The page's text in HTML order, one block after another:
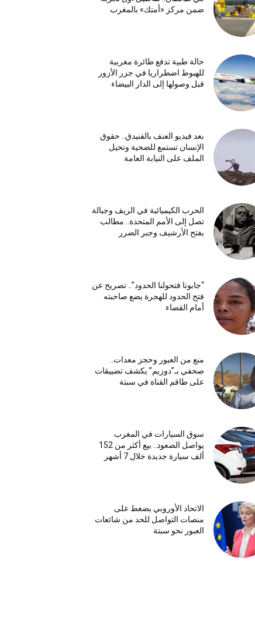
ضمن مركز «أمتك» بالمغرب
حالة طبية تدفع طائرة مغربية
للهبوط اضطراريا في جزر الأزور
قبل وصولها إلى الدار البيضاء
بعد فيديو العنف بالفنيدق.. حقوق
الإنسان تستمع للضحية وتحيل
الملف على النيابة العامة
الحرب الكيميائية في الريف وجبالة
تصل إلى الأمم المتحدة.. مطالب
بفتح الأرشيف وجبر الضرر
“جابونا فتحولنا الحدود”.. تصريح عن
فتح الحدود للهجرة يضع صاحبته
أمام القضاء
منع من العبور وحجز معدات..
صحفي بـ”دوزيم” يكشف تضييقات
على طاقم القناة في سبتة
سوق السيارات في المغرب
يواصل الصعود.. بيع أكثر من 152
ألف سيارة جديدة خلال 7 أشهر
الاتحاد الأوروبي يضغط على
منصات التواصل للحد من شائعات
العبور نحو سبتة